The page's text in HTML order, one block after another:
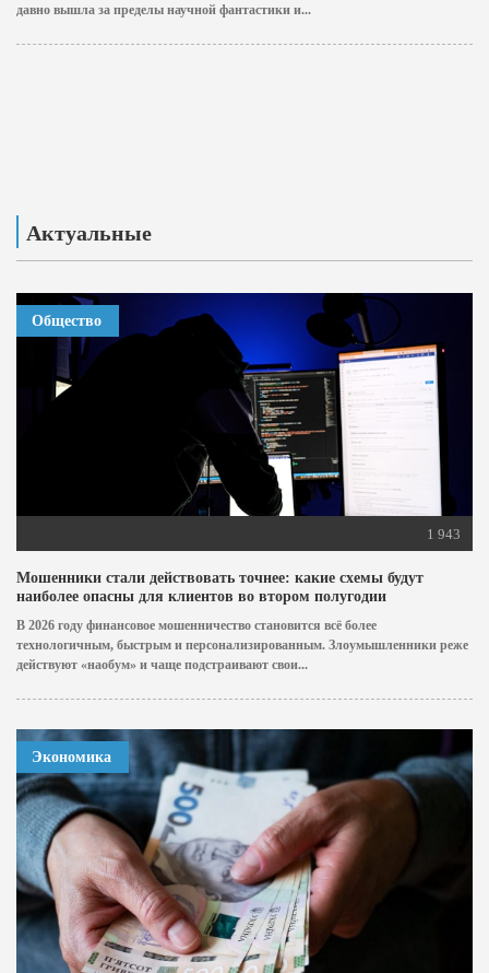
давно вышла за пределы научной фантастики и...
Актуальные
Общество
1 943
Мошенники стали действовать точнее: какие схемы будут
наиболее опасны для клиентов во втором полугодии
В 2026 году финансовое мошенничество становится всё более
технологичным, быстрым и персонализированным. Злоумышленники реже
действуют «наобум» и чаще подстраивают свои...
Экономика